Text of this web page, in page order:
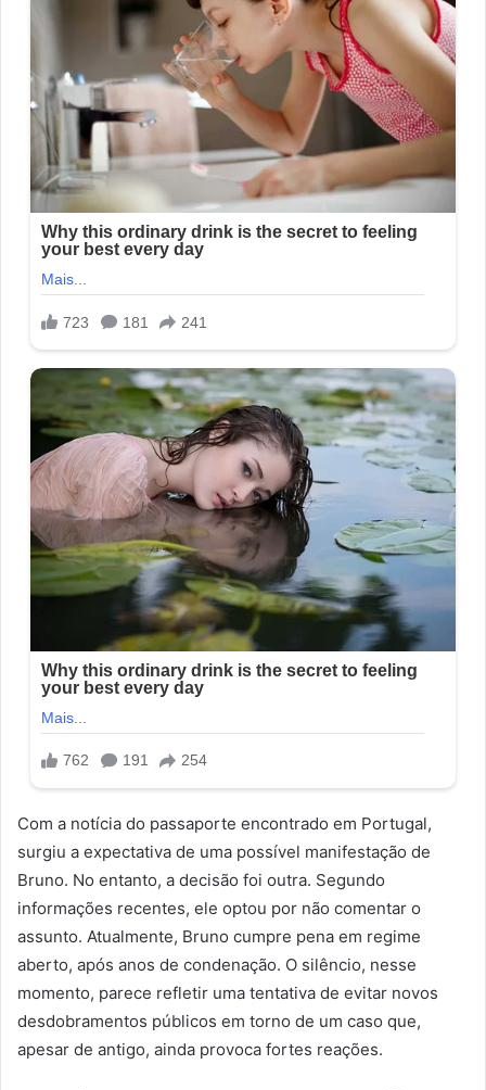
Com a notícia do passaporte encontrado em Portugal,
surgiu a expectativa de uma possível manifestação de
Bruno. No entanto, a decisão foi outra. Segundo
informações recentes, ele optou por não comentar o
assunto. Atualmente, Bruno cumpre pena em regime
aberto, após anos de condenação. O silêncio, nesse
momento, parece refletir uma tentativa de evitar novos
desdobramentos públicos em torno de um caso que,
apesar de antigo, ainda provoca fortes reações.